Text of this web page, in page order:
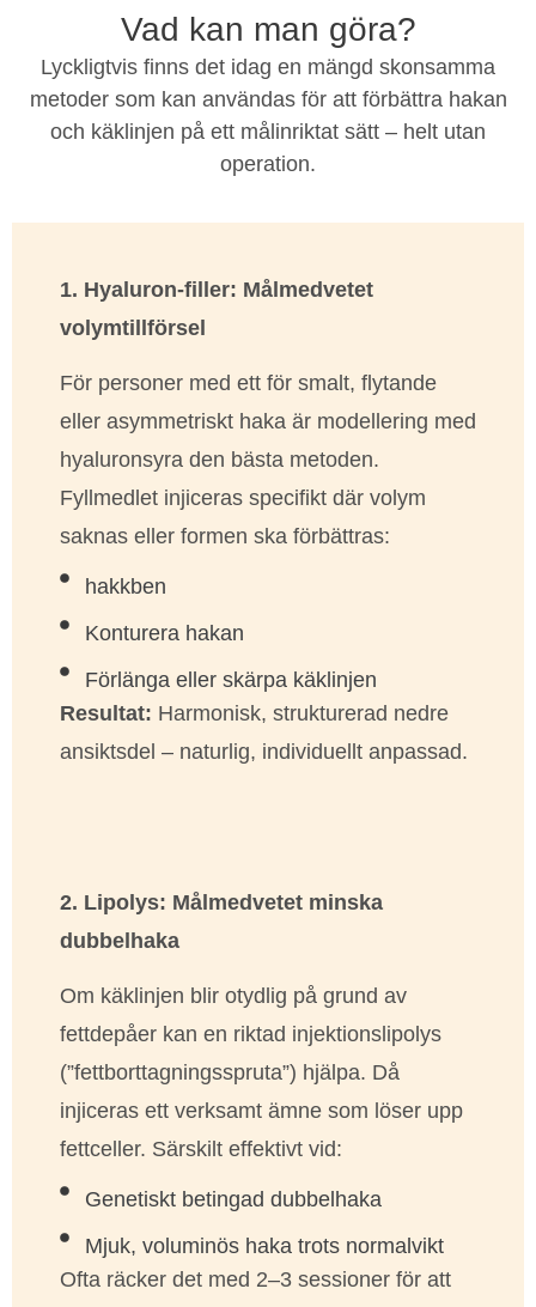
Vad kan man göra?
Lyckligtvis finns det idag en mängd skonsamma
metoder som kan användas för att förbättra hakan
och käklinjen på ett målinriktat sätt – helt utan
operation.
1. Hyaluron-filler: Målmedvetet
volymtillförsel
För personer med ett för smalt, flytande
eller asymmetriskt haka är modellering med
hyaluronsyra den bästa metoden.
Fyllmedlet injiceras specifikt där volym
saknas eller formen ska förbättras:
hakkben
Konturera hakan
Förlänga eller skärpa käklinjen
Resultat: Harmonisk, strukturerad nedre
ansiktsdel – naturlig, individuellt anpassad.
2. Lipolys: Målmedvetet minska
dubbelhaka
Om käklinjen blir otydlig på grund av
fettdepåer kan en riktad injektionslipolys
(”fettborttagningsspruta”) hjälpa. Då
injiceras ett verksamt ämne som löser upp
fettceller. Särskilt effektivt vid:
Genetiskt betingad dubbelhaka
Mjuk, voluminös haka trots normalvikt
Ofta räcker det med 2–3 sessioner för att